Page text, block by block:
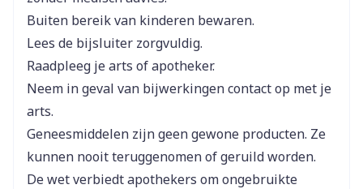
clinische evaluatie
Nier- en levertransplantatie: initiële orale dosis
zoals voor profylaxe van transplantaatafstoting
Harttransplantatie: initiële dosis: 0,15 mg/kg/dag ,
1 x daags, 's ochtends
Transplantatie van andere organen (geen
klinische ervaring): initiële dosis
long: 0,10-0,15 mg/kg/dag
Diepte
Hoeveelheid
Verpakking
100
Actieve
Ingrediënten
tacrolimus
Buiten bereik van kinderen bewaren.
Lees de bijsluiter zorgvuldig.
Raadpleeg je arts of apotheker.
Neem in geval van bijwerkingen contact op met je
arts.
Geneesmiddelen zijn geen gewone producten. Ze
kunnen nooit teruggenomen of geruild worden.
De wet verbiedt apothekers om ongebruikte